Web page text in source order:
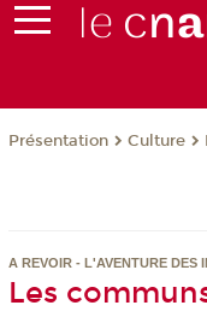
Présentation Culture
A REVOIR - L'AVENTURE DES
Les